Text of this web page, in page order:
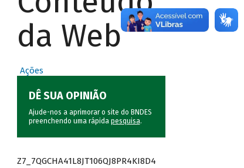
da Web
Ações
DÊ SUA OPINIÃO
Ajude-nos a aprimorar o site do BNDES
preenchendo uma rápida pesquisa.
Z7_7QGCHA41L8JT106QJ8PR4KI8D4